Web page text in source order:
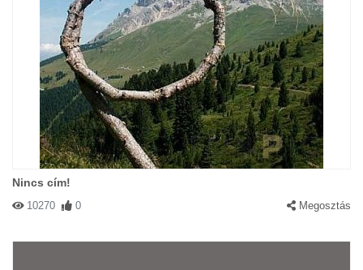
Nincs cím!
10270 0 Megosztás